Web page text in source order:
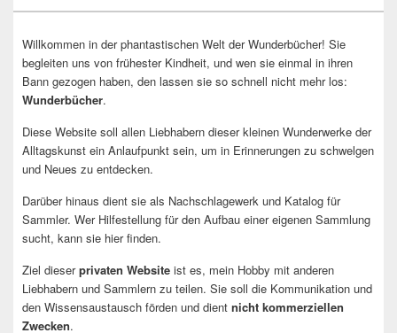
Willkommen in der phantastischen Welt der Wunderbücher! Sie
begleiten uns von frühester Kindheit, und wen sie einmal in ihren
Bann gezogen haben, den lassen sie so schnell nicht mehr los:
Wunderbücher.
Diese Website soll allen Liebhabern dieser kleinen Wunderwerke der
Alltagskunst ein Anlaufpunkt sein, um in Erinnerungen zu schwelgen
und Neues zu entdecken.
Darüber hinaus dient sie als Nachschlagewerk und Katalog für
Sammler. Wer Hilfestellung für den Aufbau einer eigenen Sammlung
sucht, kann sie hier finden.
Ziel dieserprivaten Website ist es, mein Hobby mit anderen
Liebhabern und Sammlern zu teilen. Sie soll die Kommunikation und
den Wissensaustausch förden und dient nicht kommerziellen
Zwecken.